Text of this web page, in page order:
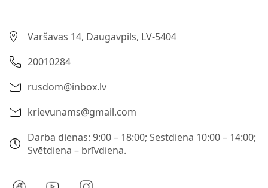
Varšavas 14, Daugavpils, LV-5404
20010284
rusdom@inbox.lv
krievunams@gmail.com
Darba dienas: 9:00 – 18:00; Sestdiena 10:00 – 14:00;
Svētdiena – brīvdiena.